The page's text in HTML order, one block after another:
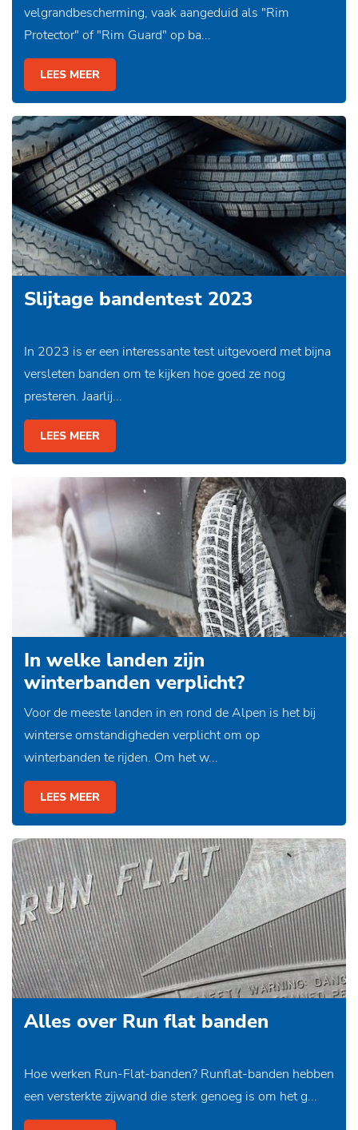
velgrandbescherming, vaak aangeduid als "Rim
Protector" of "Rim Guard" op ba...
LEES MEER
Slijtage bandentest 2023
In 2023 is er een interessante test uitgevoerd met bijna
versleten banden om te kijken hoe goed ze nog
presteren. Jaarlij...
LEES MEER
In welke landen zijn
winterbanden verplicht?
Voor de meeste landen in en rond de Alpen is het bij
winterse omstandigheden verplicht om op
winterbanden te rijden. Om het w...
LEES MEER
Alles over Run flat banden
Hoe werken Run-Flat-banden? Runflat-banden hebben
een versterkte zijwand die sterk genoeg is om het g...